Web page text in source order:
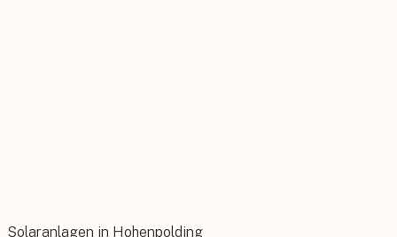
Solaranlagen in Hohenpolding